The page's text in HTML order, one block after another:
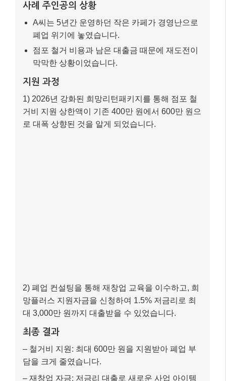
사례 주인공의 상황
A씨는 5년간 운영하던 작은 카페가 경영난으로
폐업 위기에 놓였습니다.
점포 철거 비용과 남은 대출금 때문에 재도전이
막막한 상황이었습니다.
지원 과정
1) 2026년 강화된 희망리턴패키지를 통해 점포 철
거비 지원 상한액이 기존 400만 원에서 600만 원으
로 대폭 상향된 것을 알게 되었습니다.
이처럼 정부의 정책 자금은 단순히 어려움을 해결하는
것을 넘어, 새로운 기회를 모색하고 재도전할 수 있는
든든한 버팀목이 되어주고 있습니다. 본인의 상황에 맞
는 지원책을 적극적으로 찾아 활용하는 것이 중요합니